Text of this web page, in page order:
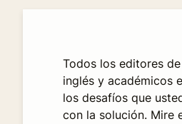
Todos los editores
inglés y académicos
los desafíos que
con la solución. Mire